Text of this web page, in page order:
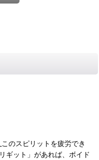
のスピリットを疲労でき
ギット」があれば、ボイド